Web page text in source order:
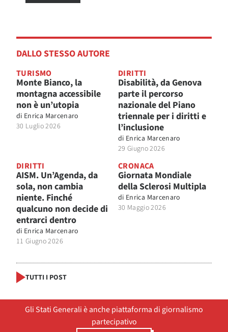
DALLO STESSO AUTORE
TURISMO
Monte Bianco, la
montagna accessibile
non è un’utopia
di Enrica Marcenaro
30 Luglio 2026
DIRITTI
Disabilità, da Genova
parte il percorso
nazionale del Piano
triennale per i diritti e
l’inclusione
di Enrica Marcenaro
29 Giugno 2026
DIRITTI
AISM. Un’Agenda, da
sola, non cambia
niente. Finché
qualcuno non decide di
entrarci dentro
di Enrica Marcenaro
11 Giugno 2026
CRONACA
Giornata Mondiale
della Sclerosi Multipla
di Enrica Marcenaro
30 Maggio 2026
TUTTI I POST
Gli Stati Generali è anche piattaforma di giornalismo
partecipativo